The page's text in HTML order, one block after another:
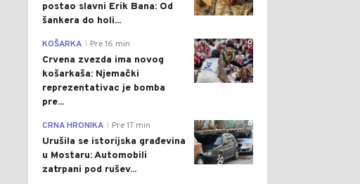
postao slavni Erik Bana: Od
šankera do holi...
0
KOŠARKA Pre 16 min
Crvena zvezda ima novog
košarkaša: Njemački
reprezentativac je bomba
pre...
0
CRNA HRONIKA Pre 17 min
Urušila se istorijska građevina
u Mostaru: Automobili
zatrpani pod rušev...